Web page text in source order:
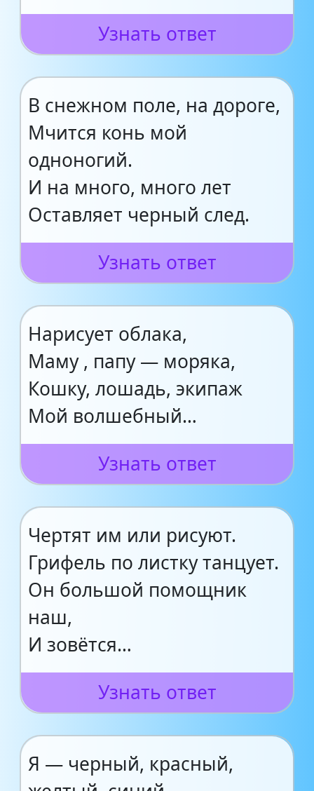
Узнать ответ
В снежном поле, на дороге,
Мчится конь мой
одноногий.
И на много, много лет
Оставляет черный след.
Узнать ответ
Нарисует облака,
Маму , папу — моряка,
Кошку, лошадь, экипаж
Мой волшебный…
Узнать ответ
Чертят им или рисуют.
Грифель по листку танцует.
Он большой помощник
наш,
И зовётся…
Узнать ответ
Я — черный, красный,